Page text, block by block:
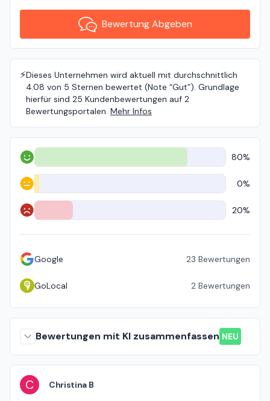
Bewertung Abgeben
⚡️Dieses Unternehmen wird aktuell mit durchschnittlich
4.08 von 5 Sternen bewertet (Note “Gut”). Grundlage
hierfür sind 25 Kundenbewertungen auf 2
Bewertungsportalen. Mehr Infos
Positiv 80%
Neutral 0%
Negativ 20%
Google 23 Bewertungen
GoLocal 2 Bewertungen
Bewertungen mit KI zusammenfassen NEU
C Christina B